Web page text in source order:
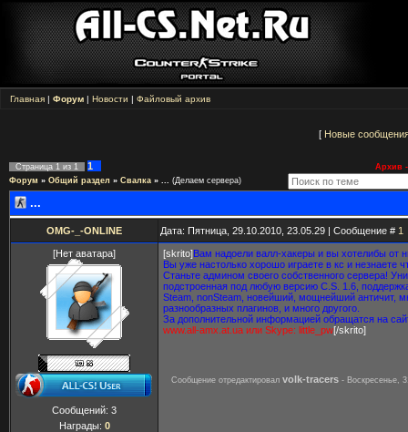
Главная | Форум | Новости | Файловый архив
[ Новые
Страница 1 из 1 1
Архив -
Форум » Общий раздел » Свалка » ... (Делаем сервера)
...
OMG-_-ONLINE Дата: Пятница, 29.10.2010, 23.05.29 | Сообщение # 1
[Нет аватара]
Сообщений: 3
Награды: 0
[skrito]Вам надоели валл-хакеры и вы хотелибы от
Вы уже настолько хорошо играете в кс и незнаете
Станьте админом своего собственного сервера!
подстроенная под любую версию C.S. 1.6,
Steam, nonSteam, новейший, мощнейший античит,
разнообразных плагинов, и много другого.
За дополнительной информацией обращатся на
www.all-amx.at.ua или Skype: little_pw[/skrito]
Сообщение отредактировал volk-tracers - Воскресенье,